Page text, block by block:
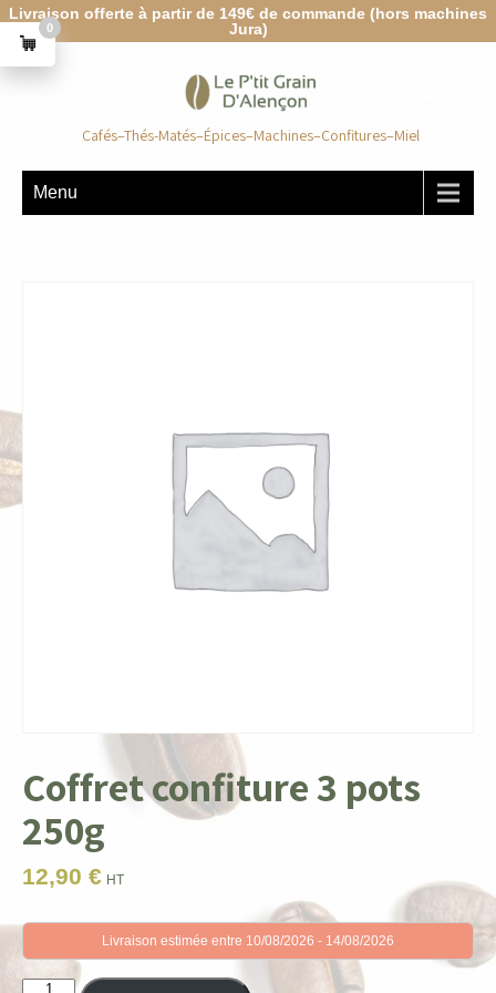
Livraison offerte à partir de 149€ de commande (hors machines
Jura)
Cafés–Thés-Matés–Épices–Machines–Confitures–Miel
Menu
Coffret confiture 3 pots
250g
12,90 € HT
Livraison estimée entre 10/08/2026 - 14/08/2026
quantité
0